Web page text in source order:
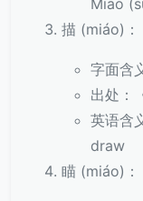
Miao
描 (miáo)：
字面含
出处：
英语含
draw
瞄 (miáo)：